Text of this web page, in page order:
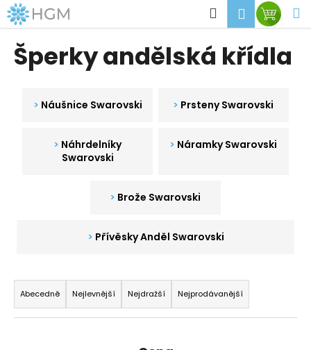
Přejít
na
obsah
Hledat
Šperky andělská křídla
Náušnice Swarovski Prsteny Swarovski
Náhrdelníky
Swarovski
Náramky Swarovski
Brože Swarovski
Přívěsky Anděl Swarovski
Ř
a
z
Abecedně Nejlevnější Nejdražší Nejprodávanější
K
o
t
e
n